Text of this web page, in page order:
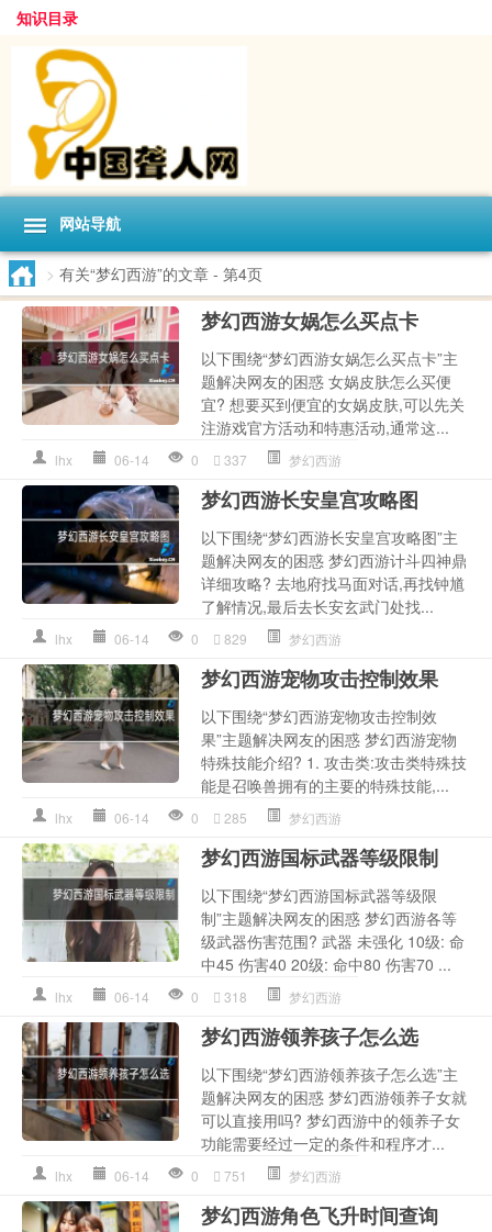
知识目录
网站导航
> 有关“梦幻西游”的文章 - 第4页
梦幻西游女娲怎么买点卡
以下围绕“梦幻西游女娲怎么买点卡”主
题解决网友的困惑 女娲皮肤怎么买便
宜? 想要买到便宜的女娲皮肤,可以先关
注游戏官方活动和特惠活动,通常这...
lhx 06-14 0 337 梦幻西游
梦幻西游长安皇宫攻略图
以下围绕“梦幻西游长安皇宫攻略图”主
题解决网友的困惑 梦幻西游计斗四神鼎
详细攻略? 去地府找马面对话,再找钟馗
了解情况,最后去长安玄武门处找...
lhx 06-14 0 829 梦幻西游
梦幻西游宠物攻击控制效果
以下围绕“梦幻西游宠物攻击控制效
果”主题解决网友的困惑 梦幻西游宠物
特殊技能介绍? 1. 攻击类:攻击类特殊技
能是召唤兽拥有的主要的特殊技能,...
lhx 06-14 0 285 梦幻西游
梦幻西游国标武器等级限制
以下围绕“梦幻西游国标武器等级限
制”主题解决网友的困惑 梦幻西游各等
级武器伤害范围? 武器 未强化 10级: 命
中45 伤害40 20级: 命中80 伤害70 ...
lhx 06-14 0 318 梦幻西游
梦幻西游领养孩子怎么选
以下围绕“梦幻西游领养孩子怎么选”主
题解决网友的困惑 梦幻西游领养子女就
可以直接用吗? 梦幻西游中的领养子女
功能需要经过一定的条件和程序才...
lhx 06-14 0 751 梦幻西游
梦幻西游角色飞升时间查询